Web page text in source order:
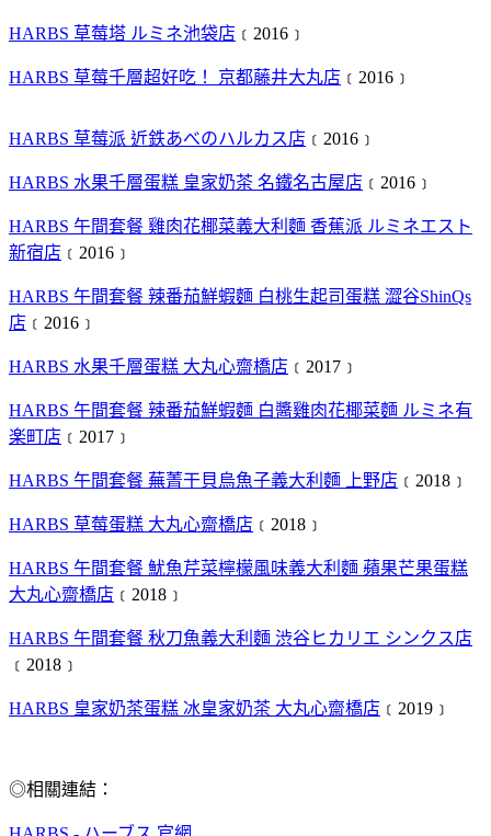
HARBS 草莓塔 ルミネ池袋店 ﹝2016﹞
HARBS 草莓千層超好吃！ 京都藤井大丸店 ﹝2016﹞
HARBS 草莓派 近鉄あべのハルカス店 ﹝2016﹞
HARBS 水果千層蛋糕 皇家奶茶 名鐵名古屋店 ﹝2016﹞
HARBS 午間套餐 雞肉花椰菜義大利麵 香蕉派 ルミネエスト
新宿店 ﹝2016﹞
HARBS 午間套餐 辣番茄鮮蝦麵 白桃生起司蛋糕 澀谷ShinQs
店 ﹝2016﹞
HARBS 水果千層蛋糕 大丸心齋橋店 ﹝2017﹞
HARBS 午間套餐 辣番茄鮮蝦麵 白醬雞肉花椰菜麵 ルミネ有
楽町店 ﹝2017﹞
HARBS 午間套餐 蕪菁干貝烏魚子義大利麵 上野店 ﹝2018﹞
HARBS 草莓蛋糕 大丸心齋橋店 ﹝2018﹞
HARBS 午間套餐 魷魚芹菜檸檬風味義大利麵 蘋果芒果蛋糕
大丸心齋橋店 ﹝2018﹞
HARBS 午間套餐 秋刀魚義大利麵 渋谷ヒカリエ シンクス店
﹝2018﹞
HARBS 皇家奶茶蛋糕 冰皇家奶茶 大丸心齋橋店 ﹝2019﹞
◎相關連結：